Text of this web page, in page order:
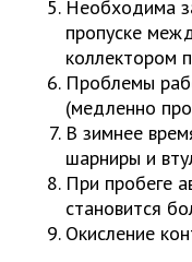
Необходима
пропуске
коллектором
Проблемы
(медленно
В зимнее
шарниры и
При пробеге
становится
Окисление